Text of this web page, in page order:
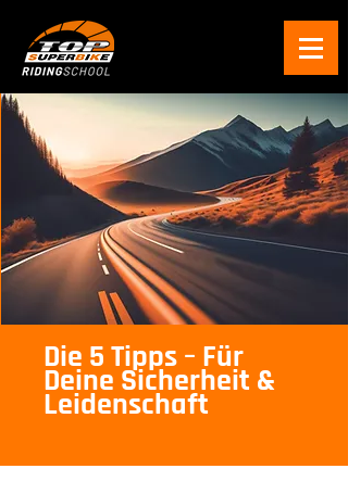
Die 5 Tipps – Für
Deine Sicherheit &
Leidenschaft